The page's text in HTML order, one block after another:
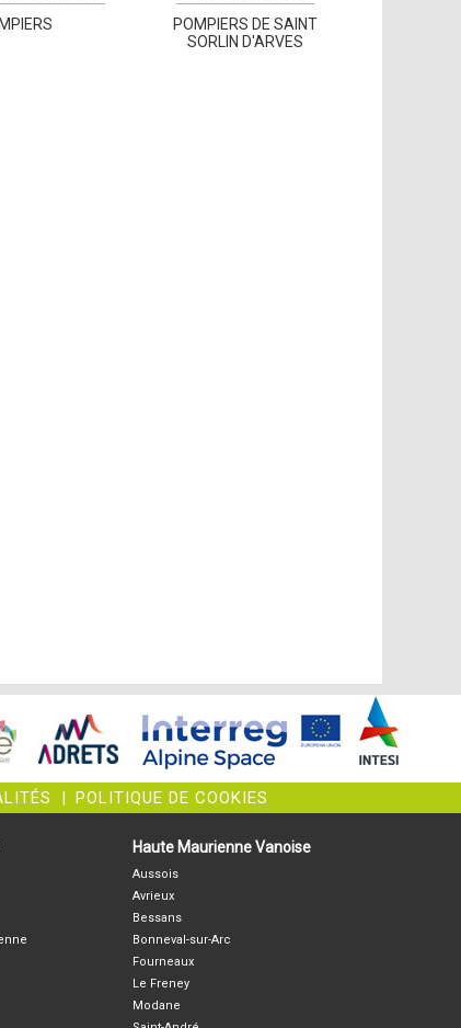
POMPIERS DE SAINT
SORLIN D'ARVES
| POLITIQUE DE COOKIES
Haute Maurienne Vanoise
Aussois
Avrieux
Bessans
Bonneval-sur-Arc
Fourneaux
Le Freney
Modane